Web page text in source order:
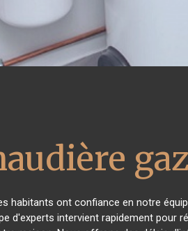
habitants ont confiance en notre
d'experts intervient rapidement pour